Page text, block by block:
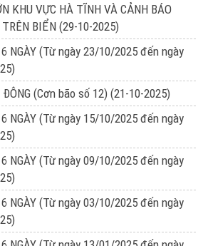
KHU VỰC HÀ TĨNH VÀ CẢNH BÁO
TRÊN BIỂN (29-10-2025)
NGÀY (Từ ngày 23/10/2025 đến ngày
(Cơn bão số 12) (21-10-2025)
NGÀY (Từ ngày 15/10/2025 đến ngày
NGÀY (Từ ngày 09/10/2025 đến ngày
NGÀY (Từ ngày 03/10/2025 đến ngày